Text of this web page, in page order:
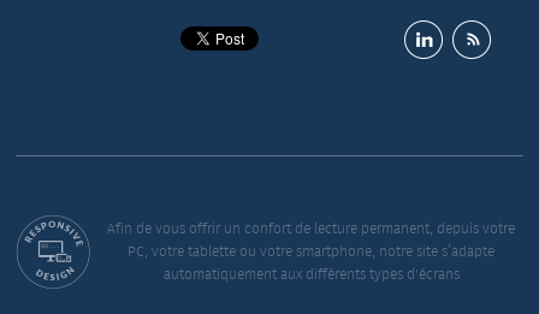
Afin de vous offrir un confort de lecture permanent, depuis votre
PC, votre tablette ou votre smartphone, notre site s’adapte
automatiquement aux différents types d'écrans